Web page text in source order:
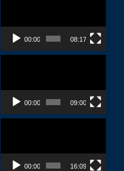
00:00 08:17
00:00 09:00
00:00 16:09